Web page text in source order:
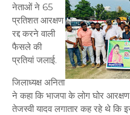
नेताओं ने 65
प्रतिशत आरक्षण
रद्द करने वाली
फैसले की
प्रतियां जलाई.
जिलाध्यक्ष अनिता
ने कहा कि भाजपा के लोग घोर आरक्षण
तेजस्वी यादव लगातार कह रहे थे कि